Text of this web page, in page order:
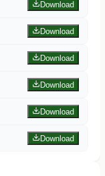
Download
Download
Download
Download
Download
Download